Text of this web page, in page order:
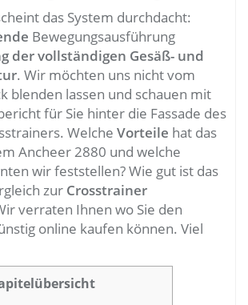
das System durchdacht:
Bewegungsausführung
der vollständigen Gesäß- und
. Wir möchten uns nicht vom
blenden lassen und schauen mit
für Sie hinter die Fassade des
Welche Vorteile hat das
Ancheer 2880 und welche
wir feststellen? Wie gut ist das
zur Crosstrainer
verraten Ihnen wo Sie den
online kaufen können. Viel